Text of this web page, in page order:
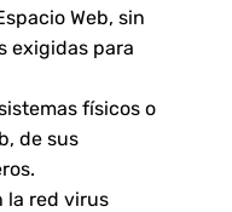
Web, sin
exigidas para
físicos o
de sus
la red virus